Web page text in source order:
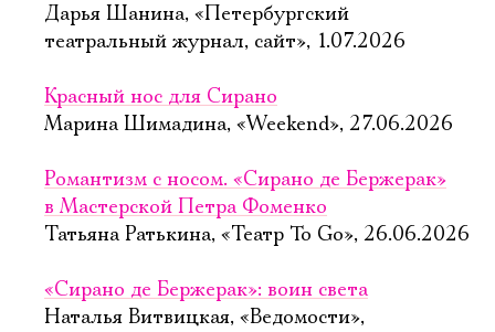
Дарья Шанина, «Петербургский
театральный журнал, сайт», 1.07.2026
Красный нос для Сирано
Марина Шимадина, «Weekend», 27.06.2026
Романтизм с носом. «Сирано де Бержерак»
в Мастерской Петра Фоменко
Татьяна Ратькина, «Театр To Go», 26.06.2026
«Сирано де Бержерак»: воин света
Наталья Витвицкая, «Ведомости»,